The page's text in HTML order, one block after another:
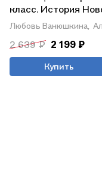
класс. История
времени. Учебник
Любовь Ванюшкина,
2 639 ₽ 2 199 ₽
Купить